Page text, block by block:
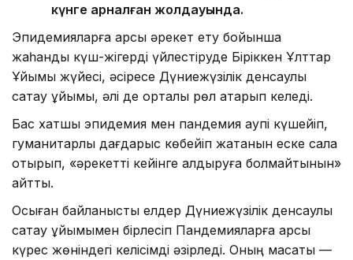
күнге арналған жолдауында.
Эпидемияларға қарсы әрекет ету бойынша
жаһандық күш-жігерді үйлестіруде Біріккен Ұлттар
Ұйымы жүйесі, әсіресе Дүниежүзілік денсаулық
сақтау ұйымы, әлі де орталық рөл атқарып келеді.
Бас хатшы эпидемия мен пандемия қаупі күшейіп,
гуманитарлық дағдарыс көбейіп жатқанын еске сала
отырып, «әрекетті кейінге қалдыруға болмайтынын»
айтты.
Осыған байланысты елдер Дүниежүзілік денсаулық
сақтау ұйымымен бірлесіп Пандемияларға қарсы
күрес жөніндегі келісімді әзірледі. Оның мақсаты —